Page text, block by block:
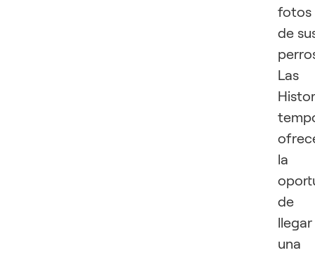
fotos
de
Las
la
de
llegar
una